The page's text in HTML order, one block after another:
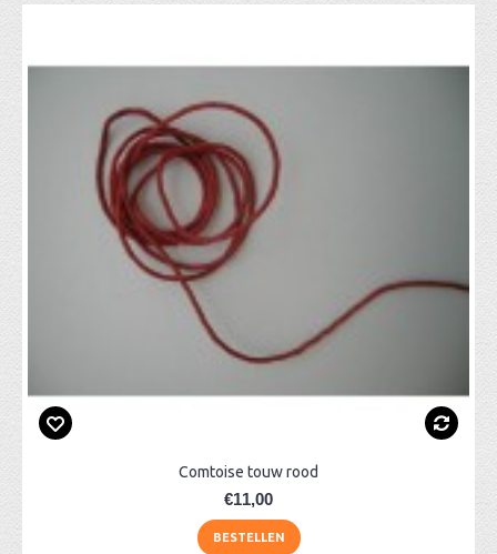
Comtoise touw rood
€11,00
BESTELLEN